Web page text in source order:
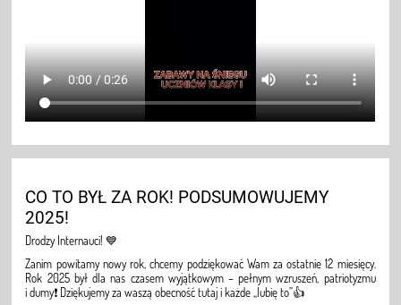
CO TO BYŁ ZA ROK! PODSUMOWUJEMY
2025!
Drodzy Internauci! 💙
Zanim powitamy nowy rok, chcemy podziękować Wam za ostatnie 12 miesięcy.
Rok 2025 był dla nas czasem wyjątkowym – pełnym wzruszeń, patriotyzmu
i dumy❗ Dziękujemy za waszą obecność tutaj i każde „lubię to”👍